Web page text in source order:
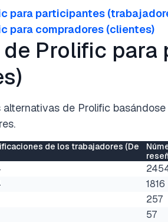
para participantes
para compradores (clientes)
Prolific para
de Prolific
de los trabajadores (De
1816
257
57